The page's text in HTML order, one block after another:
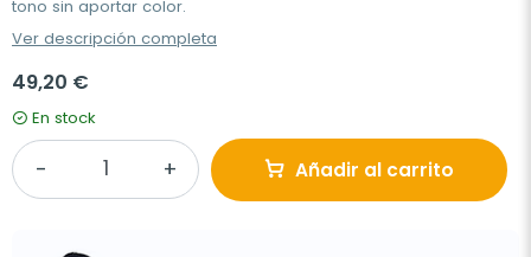
tono sin aportar color.
Ver descripción completa
49,20 €
En stock
Añadir al carrito